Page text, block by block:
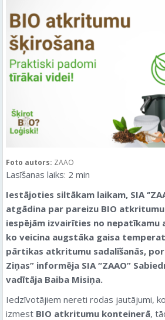
Foto autors: ZAAO
Lasīšanas laiks: 2 min
Iestājoties siltākam laikam, SIA
atgādina par pareizu BIO
iespējām izvairīties no nepatīkamu
ko veicina augstāka gaisa
pārtikas atkritumu sadalīšanās,
Ziņas” informēja SIA “ZAAO”
vadītāja Baiba Misiņa.
Iedzīvotājiem nereti rodas jautājumi,
izmest BIO atkritumu konteinerā,